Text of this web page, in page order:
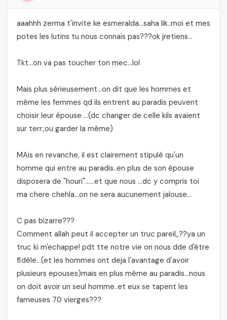
aaahhh zerma t'invite ke esmeralda…saha lik..moi et mes
potes les lutins tu nous connais pas???ok jretiens…
Tkt…on va pas toucher ton mec…lol
Mais plus sérieusement…on dit que les hommes et
même les femmes qd ils entrent au paradis peuvent
choisir leur épouse …(dc changer de celle kils avaient
sur terr.;ou garder la même)
MAis en revanche, il est clairement stipulé qu'un
homme qui entre au paradis..en plus de son épouse
disposera de "houri"……et que nous …dc y compris toi
ma chere chehla…on ne sera aucunement jalouse…
C pas bizarre???
Comment allah peut il accepter un truc pareil,,??ya un
truc ki m'echappe! pdt tte notre vie on nous dde d'être
fidéle…(et les hommes ont deja l'avantage d'avoir
plusieurs epouses)mais en plus même au paradis…nous
on doit avoir un seul homme..et eux se tapent les
fameuses 70 vierges???